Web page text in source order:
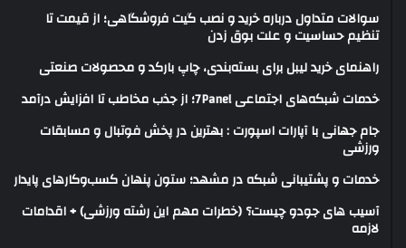
سوالات متداول درباره خرید و نصب گیت فروشگاهی؛ از قیمت تا
تنظیم حساسیت و علت بوق زدن
راهنمای خرید لیبل برای بسته‌بندی، چاپ بارکد و محصولات صنعتی
خدمات شبکه‌های اجتماعی 7Panel؛ از جذب مخاطب تا افزایش درآمد
جام جهانی با آپارات اسپورت : بهترین در پخش فوتبال و مسابقات
ورزشی
خدمات و پشتیبانی شبکه در مشهد؛ ستون پنهان کسب‌وکارهای پایدار
آسیب های جودو چیست؟ (خطرات مهم این رشته ورزشی) + اقدامات
لازمه